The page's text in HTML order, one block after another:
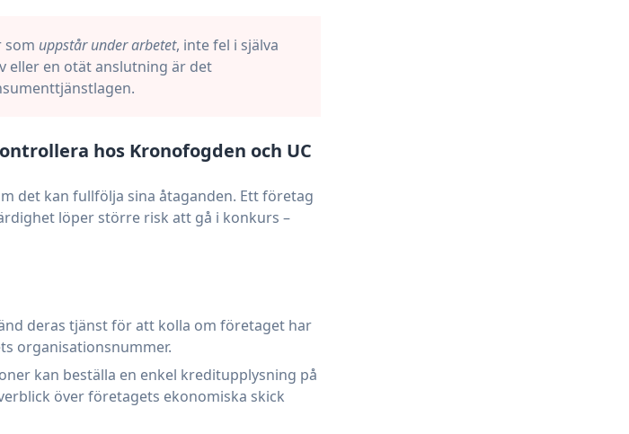
som uppstår under arbetet, inte fel i själva
eller en otät anslutning är det
hos Kronofogden och UC
det kan fullfölja sina åtaganden. Ett företag
löper större risk att gå i konkurs –
deras tjänst för att kolla om företaget har
organisationsnummer.
kan beställa en enkel kreditupplysning på
över företagets ekonomiska skick